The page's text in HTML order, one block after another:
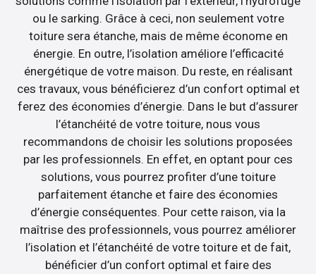
ou le sarking. Grâce à ceci, non seulement votre
toiture sera étanche, mais de même économe en
énergie. En outre, l’isolation améliore l’efficacité
énergétique de votre maison. Du reste, en réalisant
ces travaux, vous bénéficierez d’un confort optimal et
ferez des économies d’énergie. Dans le but d’assurer
l’étanchéité de votre toiture, nous vous
recommandons de choisir les solutions proposées
par les professionnels. En effet, en optant pour ces
solutions, vous pourrez profiter d’une toiture
parfaitement étanche et faire des économies
d’énergie conséquentes. Pour cette raison, via la
maîtrise des professionnels, vous pourrez améliorer
l’isolation et l’étanchéité de votre toiture et de fait,
bénéficier d’un confort optimal et faire des